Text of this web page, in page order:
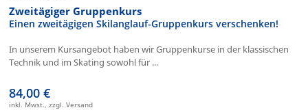
Zweitägiger Gruppenkurs
Einen zweitägigen Skilanglauf-Gruppenkurs verschenken!
In unserem Kursangebot haben wir Gruppenkurse in der klassischen
Technik und im Skating sowohl für ...
84,00 €
inkl. Mwst., zzgl. Versand